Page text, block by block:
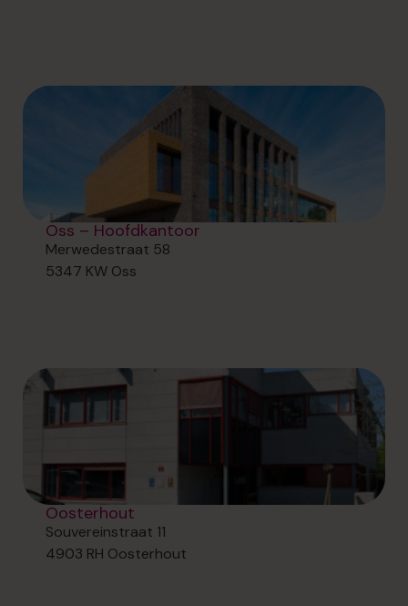
Oss – Hoofdkantoor
Merwedestraat 58
5347 KW Oss
Oosterhout
Souvereinstraat 11
4903 RH Oosterhout